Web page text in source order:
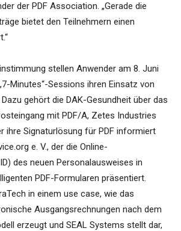
der PDF Association. „Gerade die
bietet den Teilnehmern einen
stellen Anwender am 8. Juni
Minutes“-Sessions ihren Einsatz von
gehört die DAK-Gesundheit über das
mit PDF/A, Zetes Industries
ihre Signaturlösung für PDF informiert
e. V., der die Online-
des neuen Personalausweises in
PDF-Formularen präsentiert.
in einem use case, wie das
Ausgangsrechnungen nach dem
erzeugt und SEAL Systems stellt dar,